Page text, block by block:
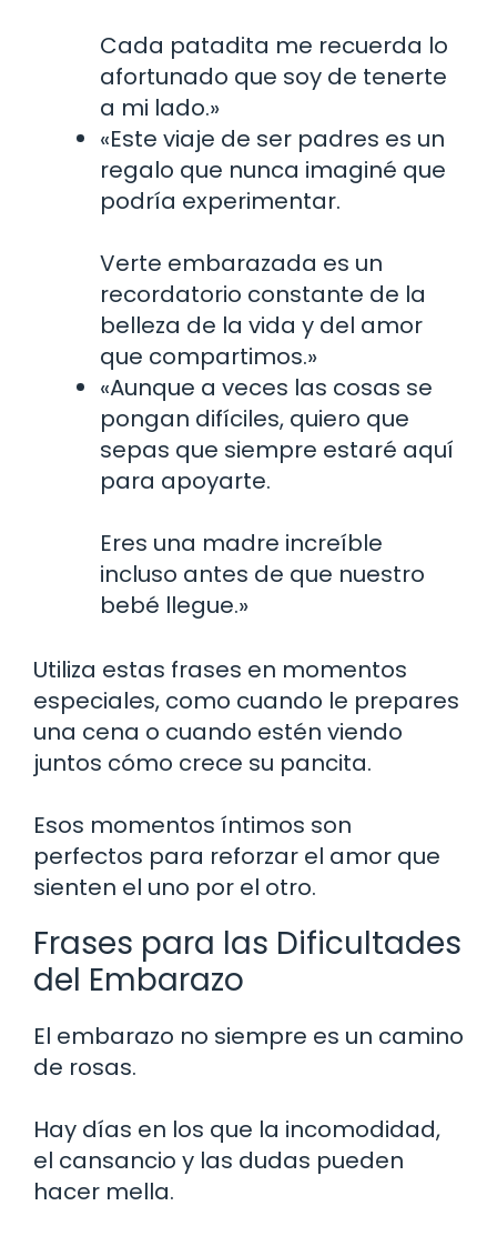
Cada patadita me recuerda lo
afortunado que soy de tenerte
a mi lado.»
«Este viaje de ser padres es un
regalo que nunca imaginé que
podría experimentar.
Verte embarazada es un
recordatorio constante de la
belleza de la vida y del amor
que compartimos.»
«Aunque a veces las cosas se
pongan difíciles, quiero que
sepas que siempre estaré aquí
para apoyarte.
Eres una madre increíble
incluso antes de que nuestro
bebé llegue.»
Utiliza estas frases en momentos
especiales, como cuando le prepares
una cena o cuando estén viendo
juntos cómo crece su pancita.
Esos momentos íntimos son
perfectos para reforzar el amor que
sienten el uno por el otro.
Frases para las Dificultades
del Embarazo
El embarazo no siempre es un camino
de rosas.
Hay días en los que la incomodidad,
el cansancio y las dudas pueden
hacer mella.